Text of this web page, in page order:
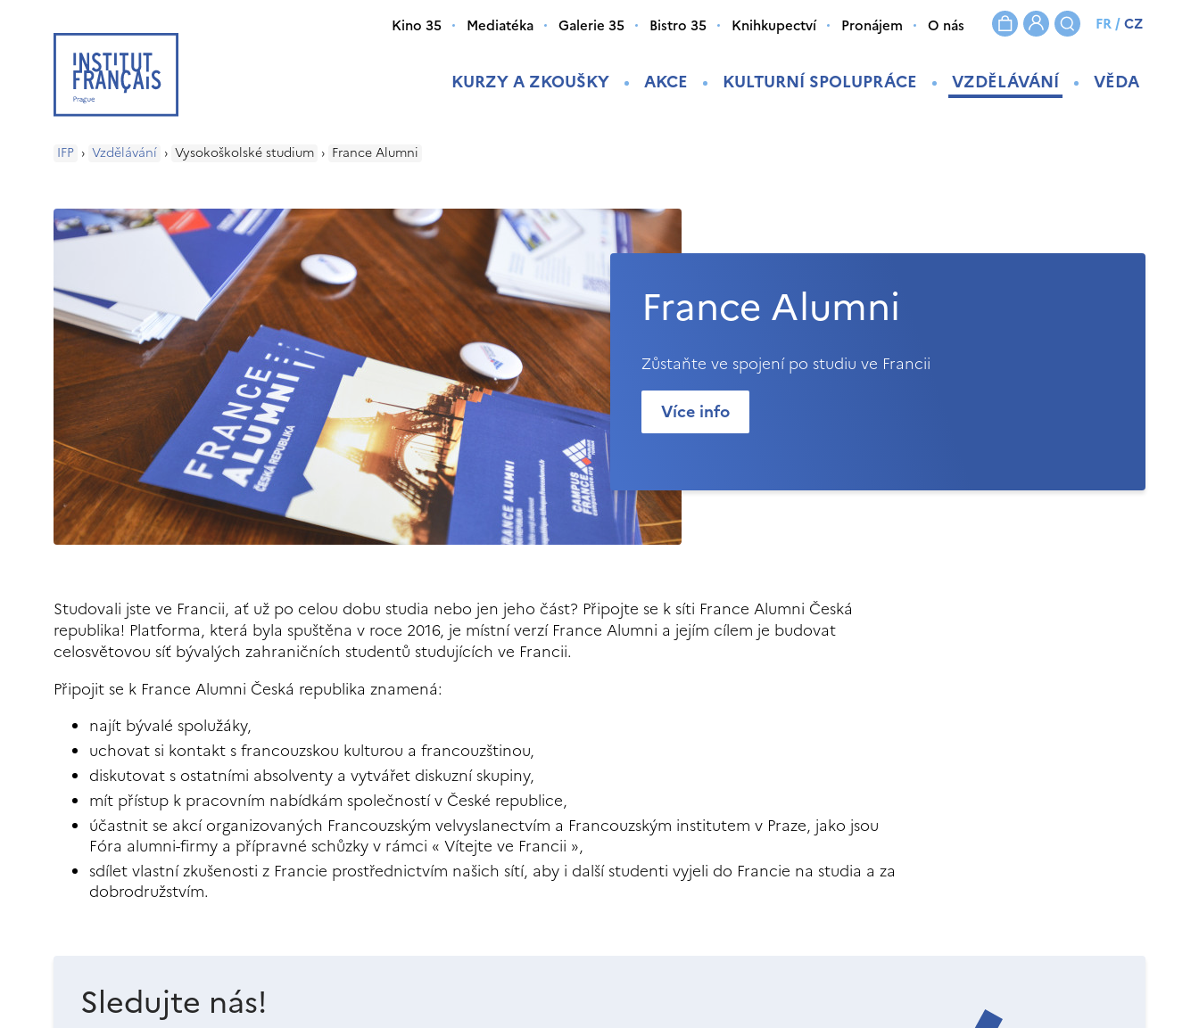
KURZY A ZKOUŠKY AKCE KULTURNÍ SPOLUPRÁCE VZDĚLÁVÁNÍ VĚDA
Kino 35 Mediatéka Galerie 35 Bistro 35 Knihkupectví Pronájem O nás FR/CZ
IFP › Vzdělávání › Vysokoškolské studium › France Alumni
France Alumni
Zůstaňte ve spojení po studiu ve Francii
Více info
Studovali jste ve Francii, ať už po celou dobu studia nebo jen jeho část? Připojte se k síti France Alumni Česká
republika! Platforma, která byla spuštěna v roce 2016, je místní verzí France Alumni a jejím cílem je budovat
celosvětovou síť bývalých zahraničních studentů studujících ve Francii.
Připojit se k France Alumni Česká republika znamená:
najít bývalé spolužáky,
uchovat si kontakt s francouzskou kulturou a francouzštinou,
diskutovat s ostatními absolventy a vytvářet diskuzní skupiny,
mít přístup k pracovním nabídkám společností v České republice,
účastnit se akcí organizovaných Francouzským velvyslanectvím a Francouzským institutem v Praze, jako jsou
Fóra alumni-firmy a přípravné schůzky v rámci « Vítejte ve Francii »,
sdílet vlastní zkušenosti z Francie prostřednictvím našich sítí, aby i další studenti vyjeli do Francie na studia a za
dobrodružstvím.
Sledujte nás!